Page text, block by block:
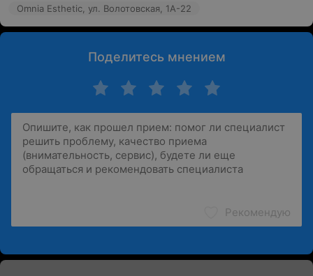
Omnia Esthetic, ул. Волотовская, 1А-22
Поделитесь мнением
Рекомендую